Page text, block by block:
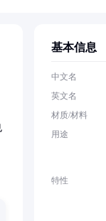
基本信息
中文名
英文名
材质/材料
用途
特性